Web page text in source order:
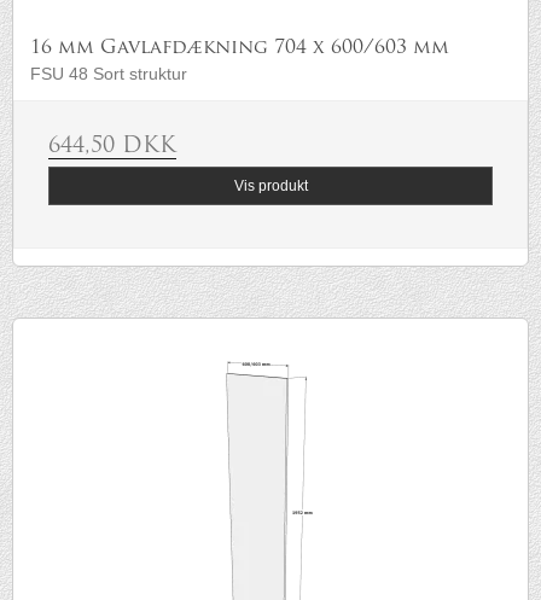
16 mm Gavlafdækning 704 x 600/603 mm
FSU 48 Sort struktur
644,50 DKK
Vis produkt